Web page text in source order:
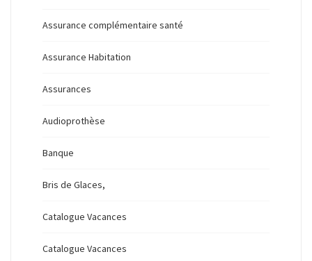
Assurance complémentaire santé
Assurance Habitation
Assurances
Audioprothèse
Banque
Bris de Glaces,
Catalogue Vacances
Catalogue Vacances